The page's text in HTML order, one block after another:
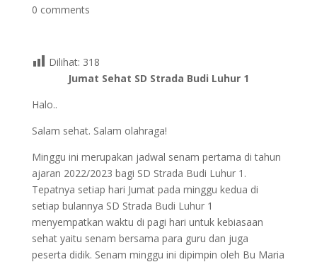
0 comments
Dilihat: 318
Jumat Sehat SD Strada Budi Luhur 1
Halo..
Salam sehat. Salam olahraga!
Minggu ini merupakan jadwal senam pertama di tahun
ajaran 2022/2023 bagi SD Strada Budi Luhur 1.
Tepatnya setiap hari Jumat pada minggu kedua di
setiap bulannya SD Strada Budi Luhur 1
menyempatkan waktu di pagi hari untuk kebiasaan
sehat yaitu senam bersama para guru dan juga
peserta didik. Senam minggu ini dipimpin oleh Bu Maria